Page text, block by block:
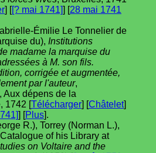
] [[? mai 1741]] [28 mai 1741
Émilie Le Tonnelier de
du), Institutions
madame la marquise du
à M. son fils.
corrigée et augmentée,
par l'auteur,
Aux dépens de la
1742 [Télécharger] [Châtelet]
] [Plus].
R.), Torrey (Norman L.),
of his Library at
on Voltaire and the